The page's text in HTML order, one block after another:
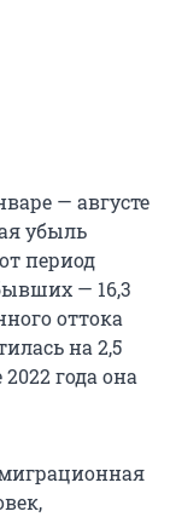
— августе
убыль
период
— 16,3
оттока
на 2,5
года она